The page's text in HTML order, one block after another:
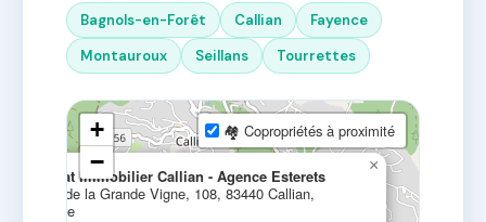
Bagnols-en-Forêt Callian
Fayence
Montauroux
Seillans Tourrettes
Neyrat Immobilier Callian - Agence Esterets
Plan de la Grande Vigne, 108, 83440 Callian,
France
×
+
−
🏘 Copropriétés à proximité